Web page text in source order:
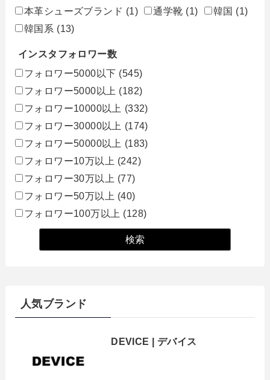
本革シューズブランド (1) 通学靴 (1) 韓国 (1)
韓国系 (13)
インスタフォロワー数
フォロワー5000以下 (545)
フォロワー5000以上 (182)
フォロワー10000以上 (332)
フォロワー30000以上 (174)
フォロワー50000以上 (183)
フォロワー10万以上 (242)
フォロワー30万以上 (77)
フォロワー50万以上 (40)
フォロワー100万以上 (128)
人気ブランド
DEVICE | デバイス